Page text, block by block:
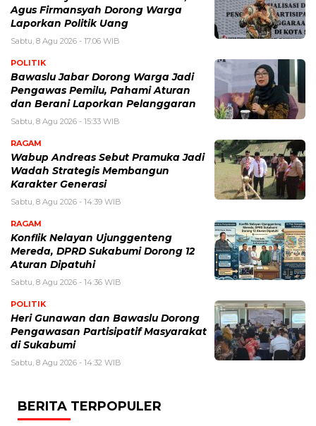
Agus Firmansyah Dorong Warga
Laporkan Politik Uang
Sabtu, 8 Agu 2026 - 17:06 WIB
POLITIK
Bawaslu Jabar Dorong Warga Jadi
Pengawas Pemilu, Pahami Aturan
dan Berani Laporkan Pelanggaran
Sabtu, 8 Agu 2026 - 15:33 WIB
RAGAM
Wabup Andreas Sebut Pramuka Jadi
Wadah Strategis Membangun
Karakter Generasi ‎
Sabtu, 8 Agu 2026 - 14:39 WIB
RAGAM
Konflik Nelayan Ujunggenteng
Mereda, DPRD Sukabumi Dorong 12
Aturan Dipatuhi
Sabtu, 8 Agu 2026 - 14:36 WIB
POLITIK
Heri Gunawan dan Bawaslu Dorong
Pengawasan Partisipatif Masyarakat
di Sukabumi
Sabtu, 8 Agu 2026 - 14:32 WIB
BERITA TERPOPULER